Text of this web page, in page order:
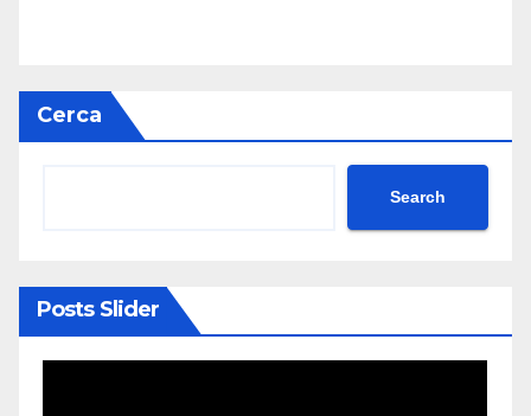
Cerca
Search
Posts Slider